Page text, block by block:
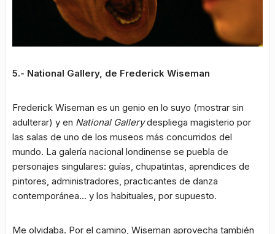
5.- National Gallery, de Frederick Wiseman
Frederick Wiseman es un genio en lo suyo (mostrar sin
adulterar) y en National Gallerydespliega magisterio por
las salas de uno de los museos más concurridos del
mundo. La galería nacional londinense se puebla de
personajes singulares: guías, chupatintas, aprendices de
pintores, administradores, practicantes de danza
contemporánea… y los habituales, por supuesto.
Me olvidaba. Por el camino, Wiseman aprovecha también